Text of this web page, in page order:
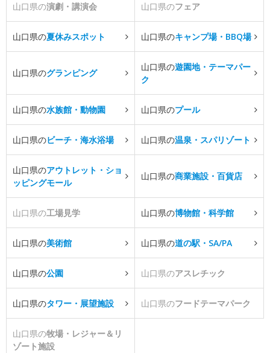
山口県の演劇・講演会 山口県のフェア
山口県の夏休みスポット 山口県のキャンプ場・BBQ場
山口県のグランピング
山口県の遊園地・テーマパー
ク
山口県の水族館・動物園 山口県のプール
山口県のビーチ・海水浴場 山口県の温泉・スパリゾート
山口県のアウトレット・ショ
ッピングモール
山口県の商業施設・百貨店
山口県の工場見学 山口県の博物館・科学館
山口県の美術館 山口県の道の駅・SA/PA
山口県の公園 山口県のアスレチック
山口県のタワー・展望施設 山口県のフードテーマパーク
山口県の牧場・レジャー＆リ
ゾート施設